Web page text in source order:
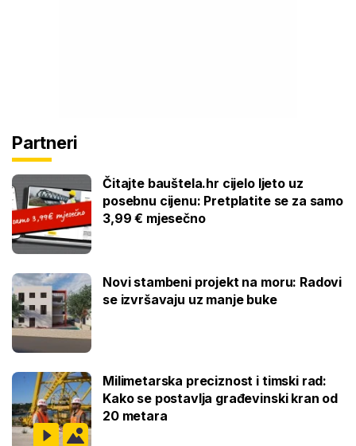
Partneri
Čitajte bauštela.hr cijelo ljeto uz
posebnu cijenu: Pretplatite se za samo
3,99 € mjesečno
Novi stambeni projekt na moru: Radovi
se izvršavaju uz manje buke
Milimetarska preciznost i timski rad:
Kako se postavlja građevinski kran od
20 metara